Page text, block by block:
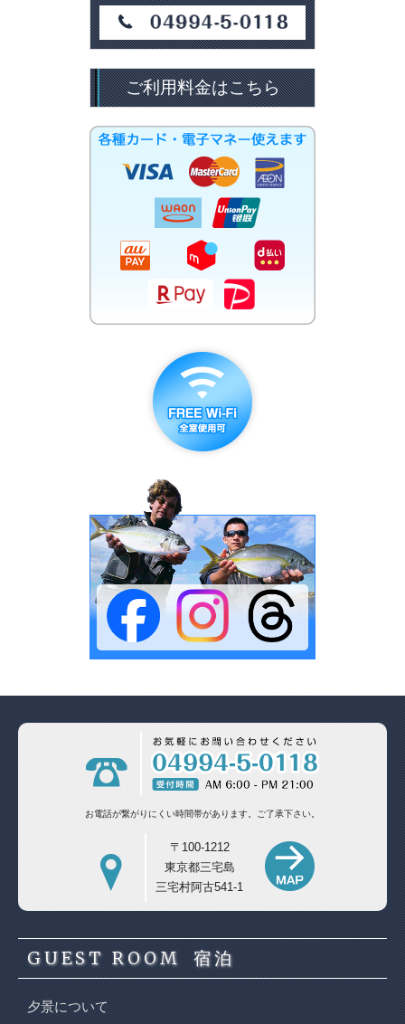
ご利用料金はこちら
お電話が繋がりにくい時間帯があります。 ご了承下さい。
〒100-1212
東京都三宅島
三宅村阿古541-1
GUEST ROOM 宿泊
夕景について